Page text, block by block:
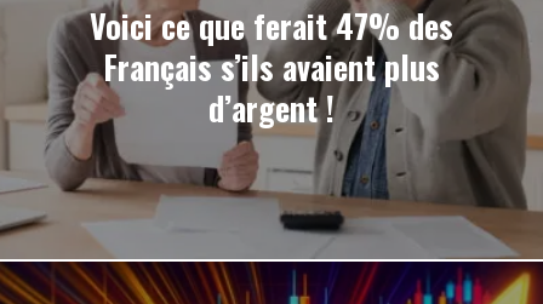
Voici ce que ferait 47% des
Français s’ils avaient plus
d’argent !